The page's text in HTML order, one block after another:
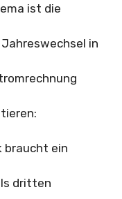
ist die
in
braucht ein
dritten